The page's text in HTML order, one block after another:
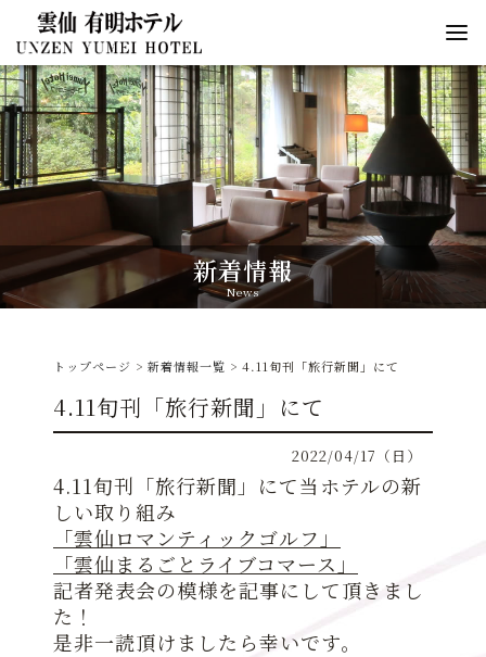
新着情報
News
トップページ > 新着情報一覧 > 4.11旬刊「旅行新聞」にて
4.11旬刊「旅行新聞」にて
2022/04/17（日）
4.11旬刊「旅行新聞」にて当ホテルの新
しい取り組み
「雲仙ロマンティックゴルフ」
「雲仙まるごとライブコマース」
記者発表会の模様を記事にして頂きまし
た！
是非一読頂けましたら幸いです。